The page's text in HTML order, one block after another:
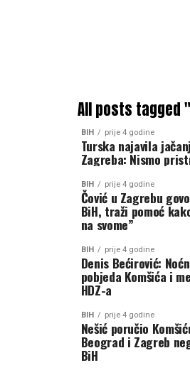
All posts tagged
BIH prije 4 godine
Turska najavila
Zagreba: Nismo
BIH prije 4 godine
Čović u Zagrebu
BiH, traži pomoć
na svome”
BIH prije 4 godine
Denis Bećirović:
pobjeda Komšića i
HDZ-a
BIH prije 4 godine
Nešić poručio
Beograd i Zagreb
BiH